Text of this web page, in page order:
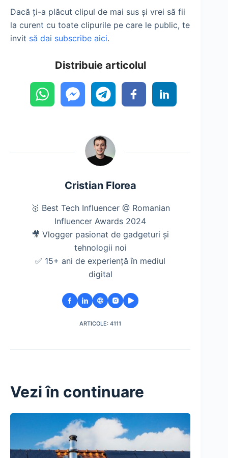
Dacă ți-a plăcut clipul de mai sus și vrei să fii
la curent cu toate clipurile pe care le public, te
invit să dai subscribe aici.
Distribuie articolul
Cristian Florea
🥇 Best Tech Influencer @ Romanian
Influencer Awards 2024
🎥 Vlogger pasionat de gadgeturi și
tehnologii noi
✅ 15+ ani de experiență în mediul
digital
ARTICOLE: 4111
Vezi în continuare